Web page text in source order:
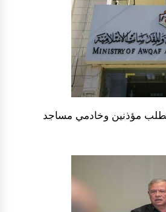
تطلب مؤذنين وخادمي مساجد